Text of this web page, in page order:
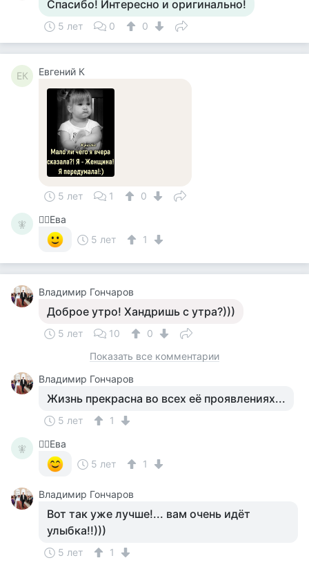
Спасибо! Интересно и оригинально!
5 лет 0 0
ЕК Евгений К
5 лет 1 0
🧚‍
🧚‍♀️Ева
5 лет
1
Владимир Гончаров
Доброе утро! Хандришь с утра?)))
5 лет 10
0
Показать все комментарии
Владимир Гончаров
Жизнь прекрасна во всех её проявлениях...
5 лет 1
🧚‍
🧚‍♀️Ева
5 лет
1
Владимир Гончаров
Вот так уже лучше!... вам очень идёт
улыбка!!)))
5 лет 1